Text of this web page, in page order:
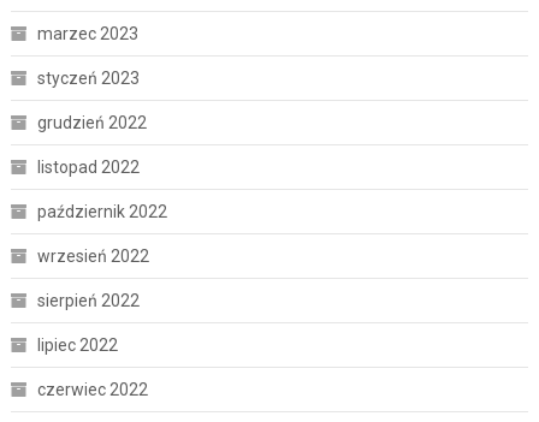
marzec 2023
styczeń 2023
grudzień 2022
listopad 2022
październik 2022
wrzesień 2022
sierpień 2022
lipiec 2022
czerwiec 2022